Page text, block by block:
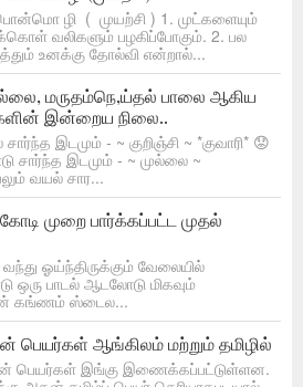
ழி ( முயற்சி ) 1. முட்களையும்
வலிகளும் பழகிப்போகும். 2. பல
உனக்கு தோல்வி என்றால்...
மருதம்நெ,ய்தல் பாலை ஆகிய
இன்றைய நிலை..
இடமும் - ~ குறிஞ்சி ~ *குவாரி* 😟
சார்ந்த இடமும் - ~ முல்லை ~
வயல் சார...
முறை பார்க்கப்பட்ட முதல்
ஓய்ந்திருக்கும் வேலையில்
ஒரு பாடல் ஆடலோடு மிகவும்
கங்ணம் ஸ்டைல...
பெயர்கள் ஆங்கிலம் மற்றும் தமிழில்
பெயர்கள் இங்கு இணைக்கப்பட்டுள்ளன.